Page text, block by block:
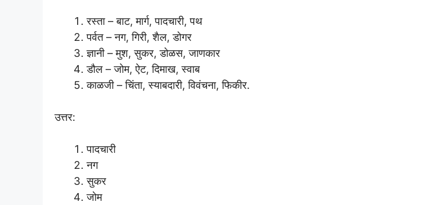
रस्ता – बाट, मार्ग, पादचारी, पथ
पर्वत – नग, गिरी, शैल, डोगर
ज्ञानी – मुश, सुकर, डोळस, जाणकार
डौल – जोम, ऐट, दिमाख, स्वाब
काळजी – चिंता, स्याबदारी, विवंचना, फिकीर.
उत्तर:
पादचारी
नग
सुकर
जोम